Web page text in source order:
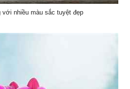
với nhiều màu sắc tuyệt đẹp